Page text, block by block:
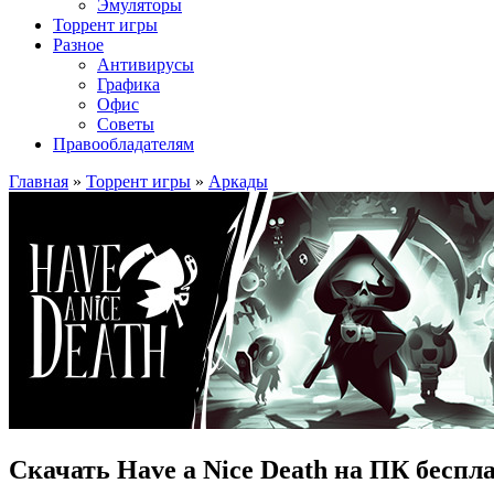
Эмуляторы
Торрент игры
Разное
Антивирусы
Графика
Офис
Советы
Правообладателям
Главная » Торрент игры » Аркады
Скачать Have a Nice Death на ПК